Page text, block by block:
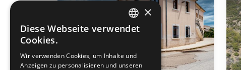
ENGLISH
FRENCH
×
Diese Webseite verwendet
Cookies.
Wir verwenden Cookies, um Inhalte und
Anzeigen zu personalisieren und unseren